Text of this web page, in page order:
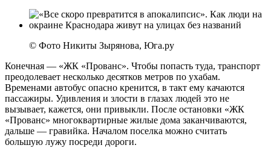
© Фото Никиты Зырянова, Юга.ру
Конечная — «ЖК «Прованс». Чтобы попасть туда, транспорт
преодолевает несколько десятков метров по ухабам.
Временами автобус опасно кренится, в такт ему качаются
пассажиры. Удивления и злости в глазах людей это не
вызывает, кажется, они привыкли. После остановки «ЖК
«Прованс» многоквартирные жилые дома заканчиваются,
дальше — гравийка. Началом поселка можно считать
большую лужу посреди дороги.